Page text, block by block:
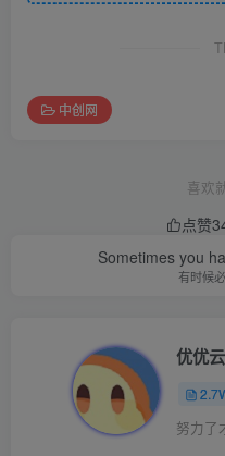
中创网
喜欢
点赞
Sometimes you
有时候
优优
努力了